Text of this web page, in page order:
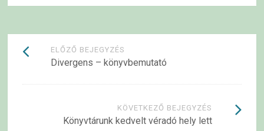
Bejegyzések
navigációja
ELŐZŐ BEJEGYZÉS
Divergens – könyvbemutató
KÖVETKEZŐ BEJEGYZÉS
Könyvtárunk kedvelt véradó hely lett